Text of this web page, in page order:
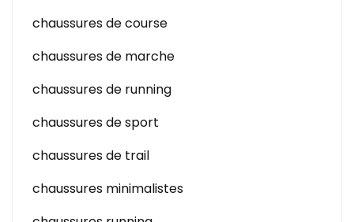
chaussures de course
chaussures de marche
chaussures de running
chaussures de sport
chaussures de trail
chaussures minimalistes